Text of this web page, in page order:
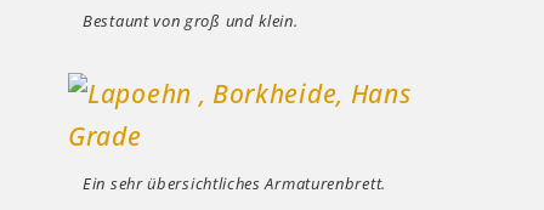
Bestaunt von groß und klein.
Ein sehr übersichtliches Armaturenbrett.